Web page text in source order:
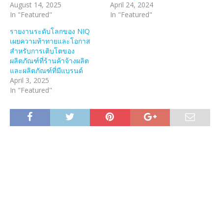
August 14, 2025
In "Featured"
April 24, 2024
In "Featured"
รายงานระดับโลกของ NIQ
เผยความท้าทายและโอกาส
สำหรับการเติบโตของ
ผลิตภัณฑ์ที่ร้านค้าจ้างผลิต
และผลิตภัณฑ์ที่มีแบรนด์
April 3, 2025
In "Featured"